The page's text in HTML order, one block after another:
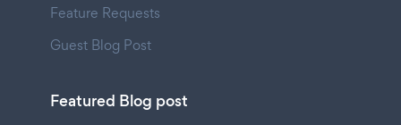
Feature Requests
Guest Blog Post
Featured Blog post